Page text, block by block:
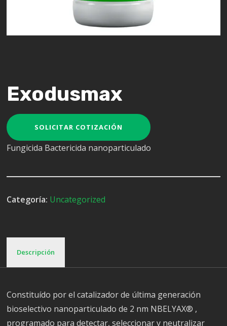
Exodusmax
SOLICITAR COTIZACIÓN
Fungicida Bactericida nanoparticulado
Categoría: Uncategorized
Descripción
Constituído por el catalizador de última generación
bioselectivo nanoparticulado de 2 nm NBELYAX® ,
programado para detectar, seleccionar y neutralizar